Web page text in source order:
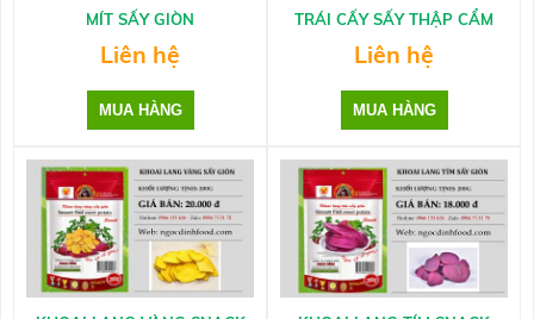
MÍT SẤY GIÒN
Liên hệ
TRÁI CẤY SẤY THẬP CẨM
Liên hệ